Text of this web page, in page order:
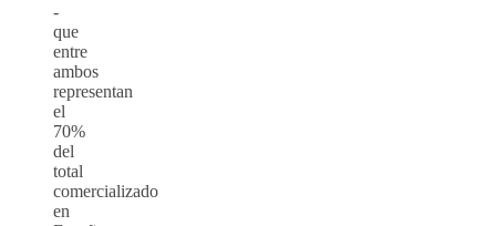
-
que
entre
ambos
representan
el
70%
del
total
comercializado
en